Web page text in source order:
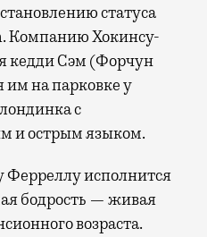
статуса
Компанию Хокинсу-
кедди Сэм (Форчун
на парковке у
с
и острым языком.
исполнится
бодрость — живая
возраста.